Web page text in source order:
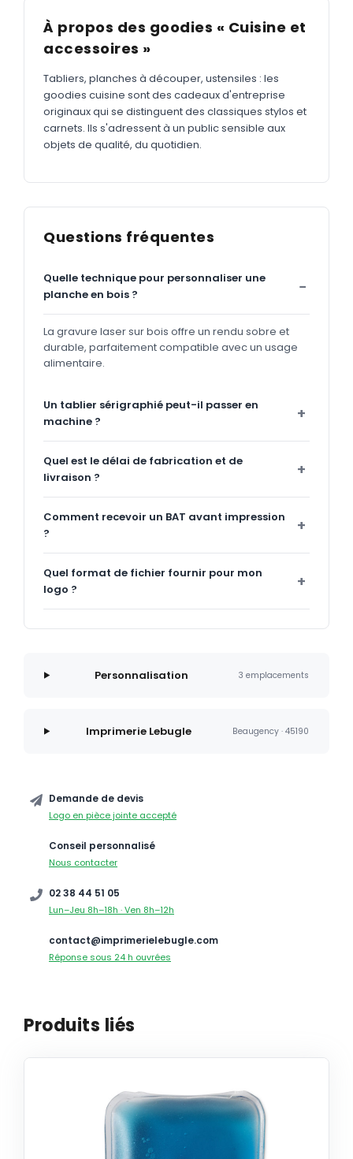
À propos des goodies « Cuisine et
accessoires »
Tabliers, planches à découper, ustensiles : les
goodies cuisine sont des cadeaux d'entreprise
originaux qui se distinguent des classiques stylos et
carnets. Ils s'adressent à un public sensible aux
objets de qualité, du quotidien.
Questions fréquentes
Quelle technique pour personnaliser une
planche en bois ?
La gravure laser sur bois offre un rendu sobre et
durable, parfaitement compatible avec un usage
alimentaire.
Un tablier sérigraphié peut-il passer en
machine ?
Quel est le délai de fabrication et de
livraison ?
Comment recevoir un BAT avant impression
?
Quel format de fichier fournir pour mon
logo ?
Personnalisation 3 emplacements
Imprimerie Lebugle Beaugency · 45190
Demande de devis
Logo en pièce jointe accepté
Conseil personnalisé
Nous contacter
02 38 44 51 05
Lun–Jeu 8h–18h · Ven 8h–12h
contact@imprimerielebugle.com
Réponse sous 24 h ouvrées
Produits liés